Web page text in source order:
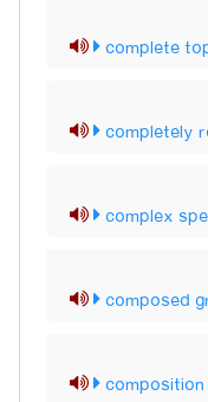
complete
completely
complex
composed